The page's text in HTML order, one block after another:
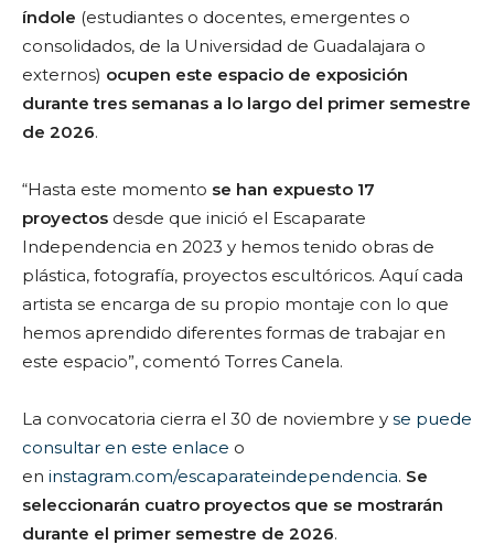
índole (estudiantes o docentes, emergentes o
consolidados, de la Universidad de Guadalajara o
externos) ocupen este espacio de exposición
durante tres semanas a lo largo del primer semestre
de 2026.
“Hasta este momento se han expuesto 17
proyectos desde que inició el Escaparate
Independencia en 2023 y hemos tenido obras de
plástica, fotografía, proyectos escultóricos. Aquí cada
artista se encarga de su propio montaje con lo que
hemos aprendido diferentes formas de trabajar en
este espacio”, comentó Torres Canela.
La convocatoria cierra el 30 de noviembre y se puede
consultar en este enlace o
en instagram.com/escaparateindependencia. Se
seleccionarán cuatro proyectos que se mostrarán
durante el primer semestre de 2026.